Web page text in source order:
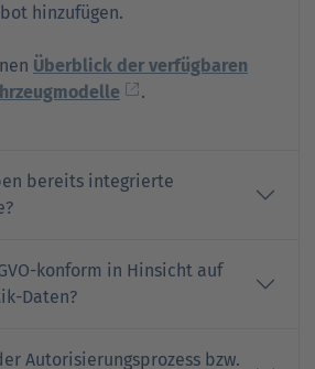
hinzufügen.
Überblick der verfügbaren
.
bereits integrierte
konform in Hinsicht auf
Daten?
Autorisierungsprozess bzw.